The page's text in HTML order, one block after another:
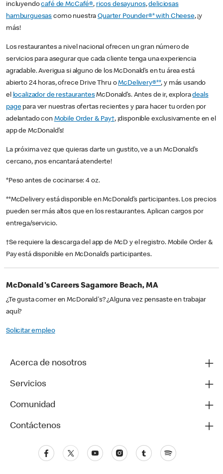
incluyendocafé de McCafé®, ricos desayunos,deliciosas
hamburguesas como nuestraQuarter Pounder®* with Cheese, ¡y
más!
Los restaurantes a nivel nacional ofrecen un gran número de
servicios para asegurar que cada cliente tenga una experiencia
agradable. Averigua si alguno de los McDonald’s en tu área está
abierto 24 horas, ofrece Drive Thru oMcDelivery®**, y más usando
el localizador de restaurantesMcDonald’s. Antes de ir, exploradeals
pagepara ver nuestras ofertas recientes y para hacer tu orden por
adelantado con Mobile Order & Pay†, ¡disponible exclusivamente en el
app de McDonald’s!
La próxima vez que quieras darte un gustito, ve a un McDonald’s
cercano, ¡nos encantará atenderte!
*Peso antes de cocinarse: 4 oz.
**McDelivery está disponible en McDonald’s participantes. Los precios
pueden ser más altos que en los restaurantes. Aplican cargos por
entrega/servicio.
†Se requiere la descarga del app de McD y el registro. Mobile Order &
Pay está disponible en McDonald’s participantes.
McDonald's Careers Sagamore Beach, MA
¿Te gusta comer en McDonald's? ¿Alguna vez pensaste en trabajar
aquí?
Solicitar empleo
Acerca de nosotros
Servicios
Comunidad
Contáctenos